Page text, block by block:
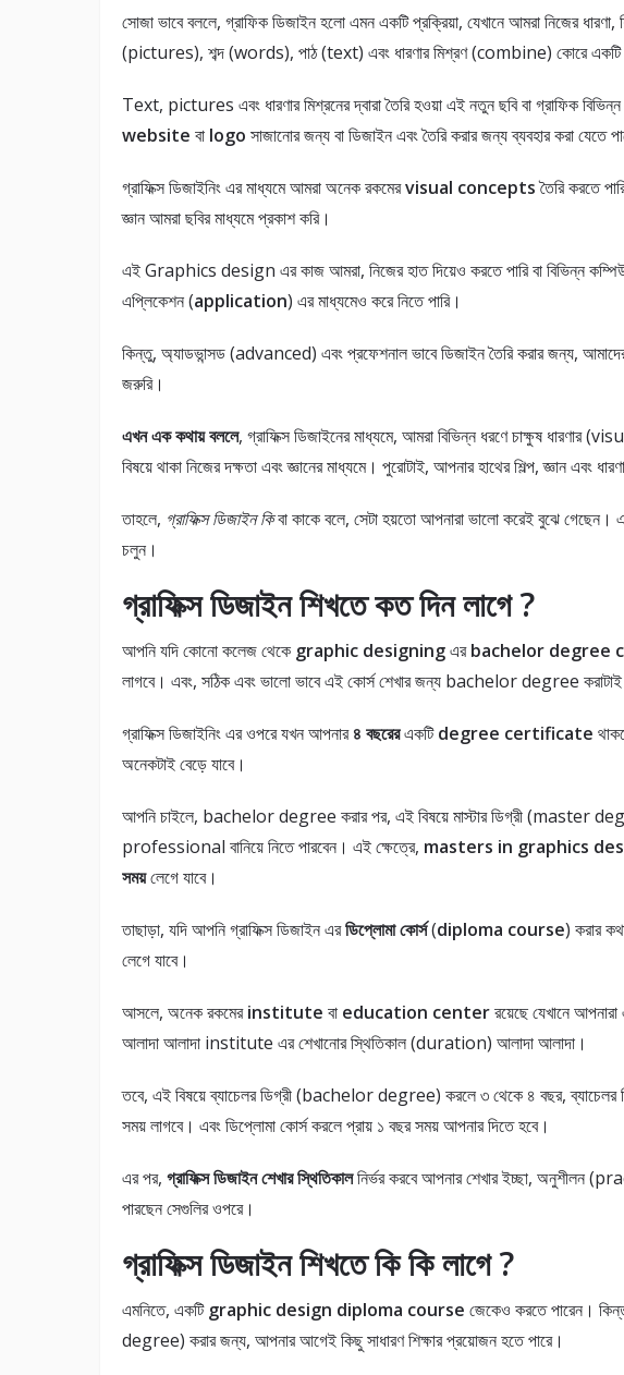
সোজা ভাবে বললে, গ্রাফিক ডিজাইন হলো এমন একটি প্রক্রিয়া, যেখানে আমরা নিজের
(pictures), শব্দ (words), পাঠ (text) এবং ধারণার মিশ্রণ (combine) কোরে একটি
Text, pictures এবং ধারণার মিশ্রনের দ্বারা তৈরি হওয়া এই নতুন ছবি বা গ্রাফিক বিভিন্ন
website বা logo সাজানোর জন্য বা ডিজাইন এবং তৈরি করার জন্য ব্যবহার করা যেতে
গ্রাফিক্স ডিজাইনিং এর মাধ্যমে আমরা অনেক রকমেরvisual conceptsতৈরি করতে
জ্ঞান আমরা ছবির মাধ্যমে প্রকাশ করি।
এই Graphics design এর কাজ আমরা, নিজের হাত দিয়েও করতে পারি বা বিভিন্ন
এপ্লিকেশন (application) এর মাধ্যমেও করে নিতে পারি।
কিন্তু, অ্যাডভান্সড (advanced) এবং প্রফেশনাল ভাবে ডিজাইন তৈরি করার জন্য,
জরুরি।
এখন এক কথায় বললে, গ্রাফিক্স ডিজাইনের মাধ্যমে, আমরা বিভিন্ন ধরণে চাক্ষুষ ধারণার
বিষয়ে থাকা নিজের দক্ষতা এবং জ্ঞানের মাধ্যমে। পুরোটাই, আপনার হাথের শিল্প, জ্ঞান এবং
তাহলে, গ্রাফিক্স ডিজাইন কিবা কাকে বলে, সেটা হয়তো আপনারা ভালো করেই বুঝে গেছেন।
চলুন।
গ্রাফিক্স ডিজাইন শিখতে কত দিন লাগে ?
আপনি যদি কোনো কলেজ থেকে graphic designingএরbachelor degree
লাগবে। এবং, সঠিক এবং ভালো ভাবে এই কোর্স শেখার জন্য bachelor degree
গ্রাফিক্স ডিজাইনিং এর ওপরে যখন আপনার৪ বছরেরএকটিdegree certificate
অনেকটাই বেড়ে যাবে।
আপনি চাইলে, bachelor degree করার পর, এই বিষয়ে মাস্টার ডিগ্রী (master
professional বানিয়ে নিতে পারবেন। এই ক্ষেত্রে, masters in graphics
সময়লেগে যাবে।
তাছাড়া, যদি আপনি গ্রাফিক্স ডিজাইন এরডিপ্লোমা কোর্স(diploma course) করার
লেগে যাবে।
আসলে, অনেক রকমেরinstitute বা education centerরয়েছে যেখানে
আলাদা আলাদা institute এর শেখানোর স্থিতিকাল (duration) আলাদা আলাদা।
তবে, এই বিষয়ে ব্যাচেলর ডিগ্রী (bachelor degree) করলে ৩ থেকে ৪ বছর, ব্যাচেলর
সময় লাগবে। এবং ডিপ্লোমা কোর্স করলে প্রায় ১ বছর সময় আপনার দিতে হবে।
এর পর, গ্রাফিক্স ডিজাইন শেখার স্থিতিকালনির্ভর করবে আপনার শেখার ইচ্ছা, অনুশীলন
পারছেন সেগুলির ওপরে।
গ্রাফিক্স ডিজাইন শিখতে কি কি লাগে ?
এমনিতে, একটি graphic design diploma course জেকেও করতে পারেন।
degree) করার জন্য, আপনার আগেই কিছু সাধারণ শিক্ষার প্রয়োজন হতে পারে।